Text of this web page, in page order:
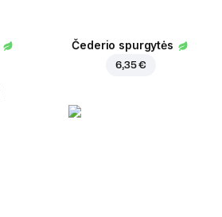
Čederio spurgytės
6,35 €